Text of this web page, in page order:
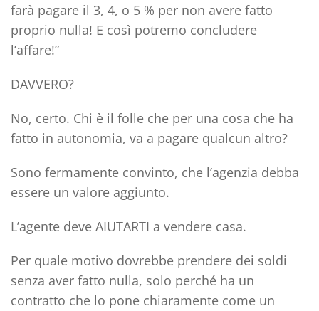
farà pagare il 3, 4, o 5 % per non avere fatto
proprio nulla! E così potremo concludere
l’affare!”
DAVVERO?
No, certo. Chi è il folle che per una cosa che ha
fatto in autonomia, va a pagare qualcun altro?
Sono fermamente convinto, che l’agenzia debba
essere un valore aggiunto.
L’agente deve AIUTARTI a vendere casa.
Per quale motivo dovrebbe prendere dei soldi
senza aver fatto nulla, solo perché ha un
contratto che lo pone chiaramente come un